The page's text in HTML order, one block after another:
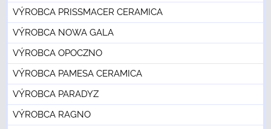
VÝROBCA PRISSMACER CERAMICA
VÝROBCA NOWA GALA
VÝROBCA OPOCZNO
VÝROBCA PAMESA CERAMICA
VÝROBCA PARADYZ
VÝROBCA RAGNO